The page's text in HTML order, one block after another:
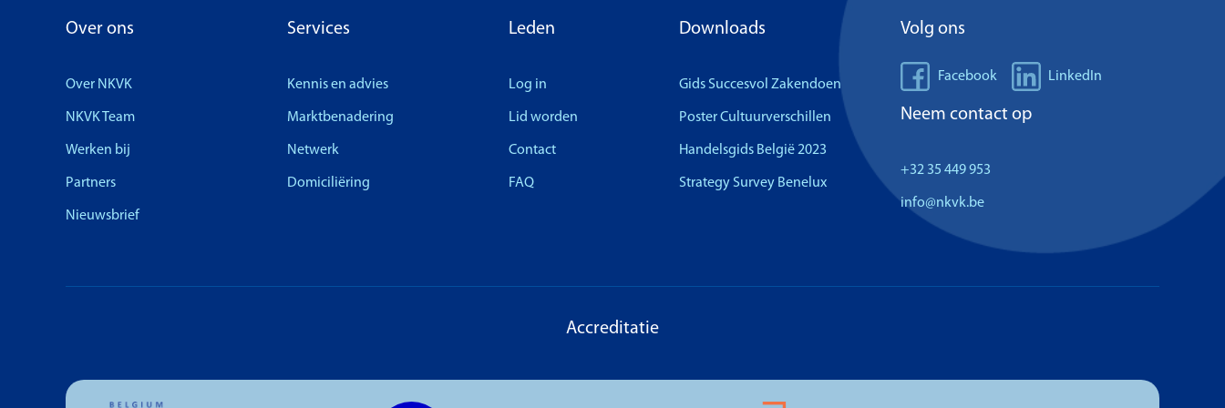
Over ons
Over NKVK
NKVK Team
Werken bij
Partners
Nieuwsbrief
Services
Kennis en advies
Marktbenadering
Netwerk
Domiciliëring
Leden
Log in
Lid worden
Contact
FAQ
Downloads
Gids Succesvol Zakendoen
Poster Cultuurverschillen
Handelsgids België 2023
Strategy Survey Benelux
Volg ons
Facebook LinkedIn
Neem contact op
+32 35 449 953
info@nkvk.be
Accreditatie